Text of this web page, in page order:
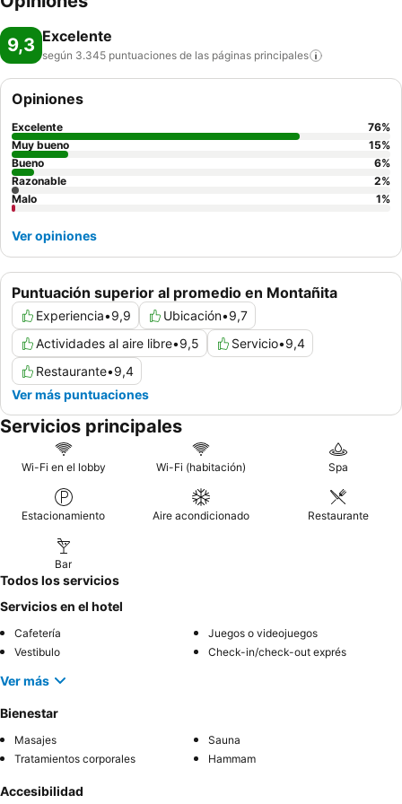
9,3 Excelente
según 3.345 puntuaciones de las páginas principales
Puntuación superior al promedio en Montañita
Experiencia•9,9 Ubicación•9,7
Actividades al aire libre•9,5 Servicio•9,4
Restaurante•9,4
Ver más puntuaciones
Opiniones
Excelente 76%
Muy bueno
15%
Bueno
6%
Razonable
2%
Malo
1%
Ver opiniones
Servicios principales
Wi-Fi en el lobby Wi-Fi (habitación) Spa
Estacionamiento Aire acondicionado Restaurante
Bar
Todos los servicios
Servicios en el hotel
Cafetería
Juegos o videojuegos
Vestibulo
Check-in/check-out exprés
Ver más
Bienestar
Masajes
Sauna
Tratamientos corporales
Hammam
Accesibilidad